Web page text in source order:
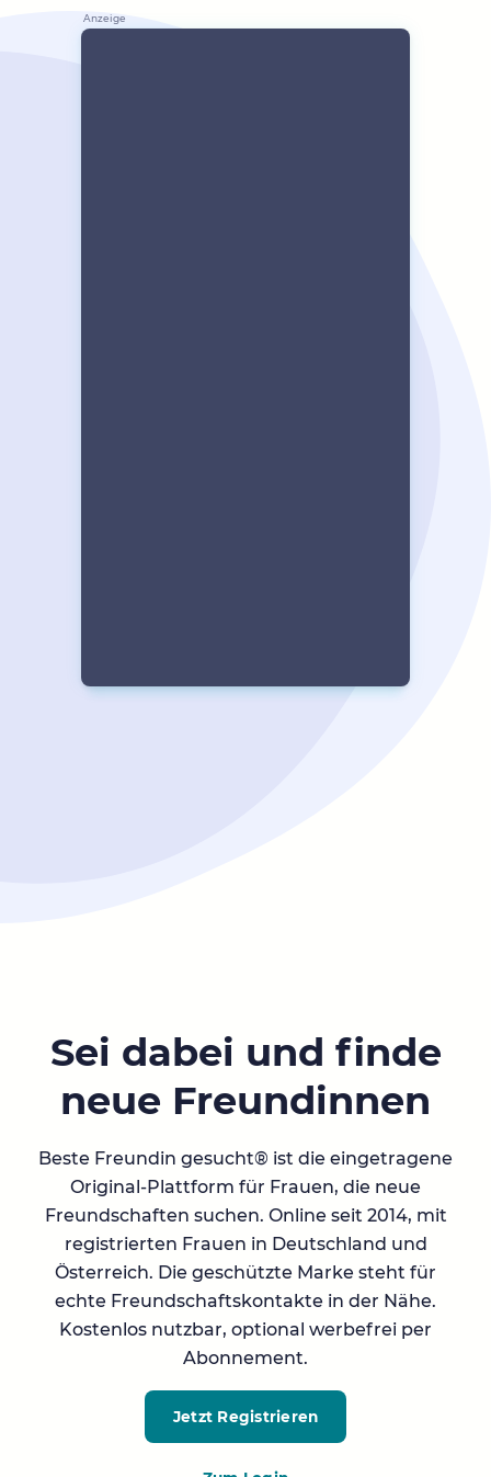
Sei dabei und finde
neue Freundinnen
Beste Freundin gesucht® ist die eingetragene
Original-Plattform für Frauen, die neue
Freundschaften suchen. Online seit 2014, mit
registrierten Frauen in Deutschland und
Österreich. Die geschützte Marke steht für
echte Freundschaftskontakte in der Nähe.
Kostenlos nutzbar, optional werbefrei per
Abonnement.
Jetzt Registrieren